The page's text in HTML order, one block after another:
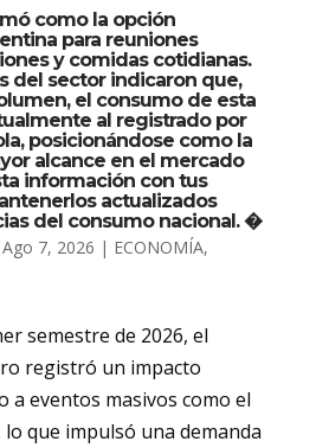
como la opción
para reuniones
y comidas cotidianas.
del sector indicaron que,
el consumo de esta
al registrado por
posicionándose como la
alcance en el mercado
información con tus
actualizados
del consumo nacional. �
Ago 7, 2026 | ECONOMÍA,
semestre de 2026, el
registró un impacto
a eventos masivos como el
que impulsó una demanda